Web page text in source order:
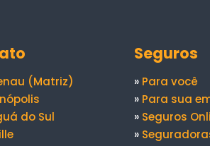
(Matriz)
do Sul
Seguros
» Para você
» Para sua
» Seguros
»